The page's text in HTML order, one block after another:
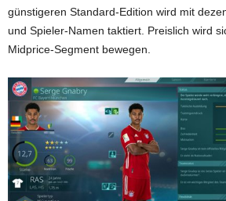
günstigeren Standard-Edition wird mit
und Spieler-Namen taktiert. Preislich wird
Midprice-Segment bewegen.